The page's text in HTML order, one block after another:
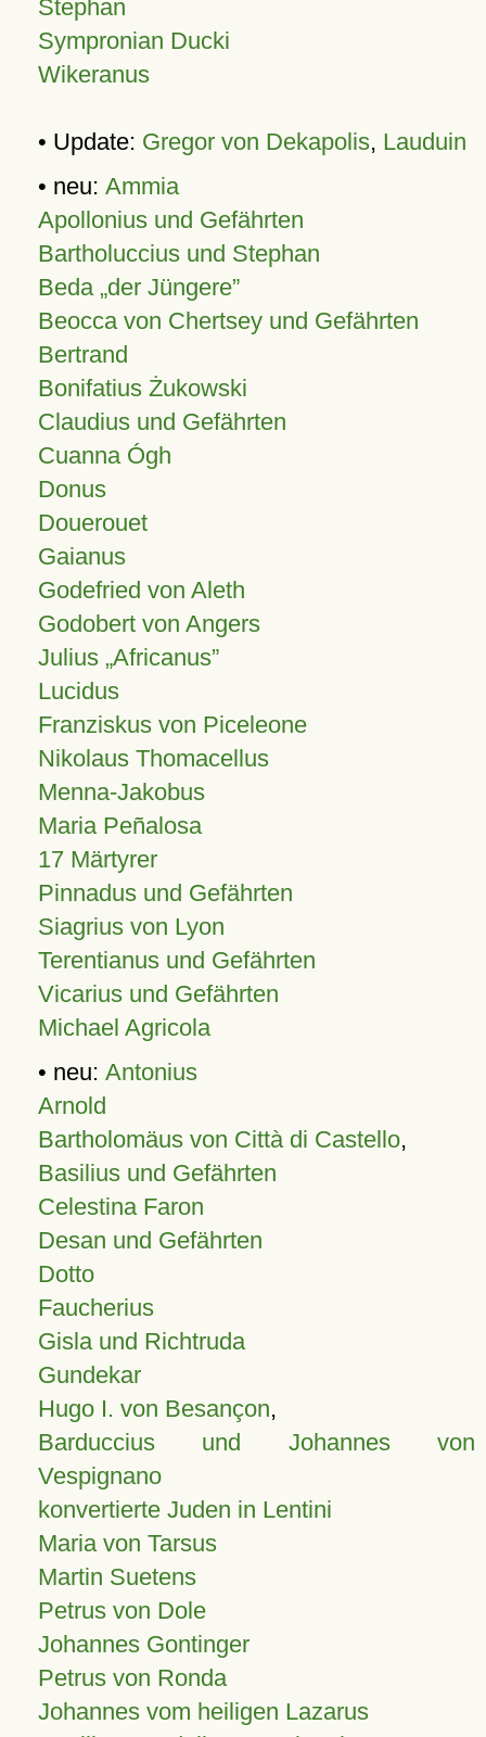
Stephan
Sympronian Ducki
Wikeranus
• Update: Gregor von Dekapolis, Lauduin
• neu: Ammia
Apollonius und Gefährten
Bartholuccius und Stephan
Beda „der Jüngere”
Beocca von Chertsey und Gefährten
Bertrand
Bonifatius Żukowski
Claudius und Gefährten
Cuanna Ógh
Donus
Douerouet
Gaianus
Godefried von Aleth
Godobert von Angers
Julius Africanus
Lucidus
Franziskus von Piceleone
Nikolaus Thomacellus
Menna-Jakobus
Maria Peñalosa
17 Märtyrer
Pinnadus und Gefährten
Siagrius von Lyon
Terentianus und Gefährten
Vicarius und Gefährten
Michael Agricola
• neu: Antonius
Arnold
Bartholomäus von Città di Castello,
Basilius und Gefährten
Celestina Faron
Desan und Gefährten
Dotto
Faucherius
Gisla und Richtruda
Gundekar
Hugo I. von Besançon,
Barduccius und Johannes von
Vespignano
konvertierte Juden in Lentini
Maria von Tarsus
Martin Suetens
Petrus von Dole
Johannes Gontinger
Petrus von Ronda
Johannes vom heiligen Lazarus